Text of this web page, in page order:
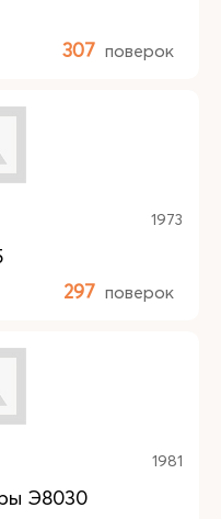
307 поверок
1973
297 поверок
1981
Э8030